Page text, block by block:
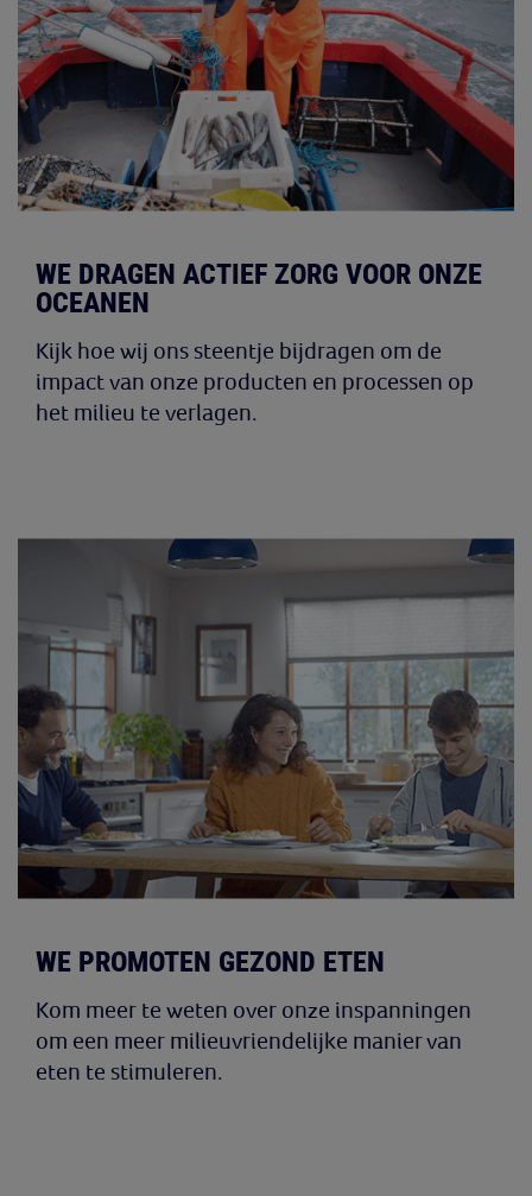
WE DRAGEN ACTIEF ZORG VOOR ONZE
OCEANEN
Kijk hoe wij ons steentje bijdragen om de
impact van onze producten en processen op
het milieu te verlagen.
WE PROMOTEN GEZOND ETEN
Kom meer te weten over onze inspanningen
om een meer milieuvriendelijke manier van
eten te stimuleren.